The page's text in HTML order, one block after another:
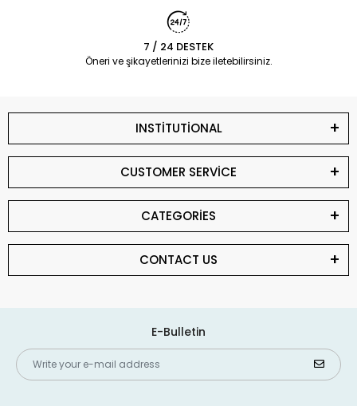
7 / 24 DESTEK
Öneri ve şikayetlerinizi bize iletebilirsiniz.
INSTİTUTİONAL
CUSTOMER SERVİCE
CATEGORİES
CONTACT US
E-Bulletin